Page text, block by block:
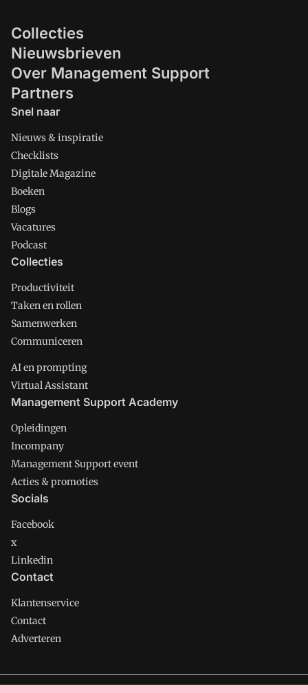
Collecties
Nieuwsbrieven
Over Management Support
Partners
Snel naar
Nieuws & inspiratie
Checklists
Digitale Magazine
Boeken
Blogs
Vacatures
Podcast
Collecties
Productiviteit
Taken en rollen
Samenwerken
Communiceren
AI en prompting
Virtual Assistant
Management Support Academy
Opleidingen
Incompany
Management Support event
Acties & promoties
Socials
Facebook
x
Linkedin
Contact
Klantenservice
Contact
Adverteren